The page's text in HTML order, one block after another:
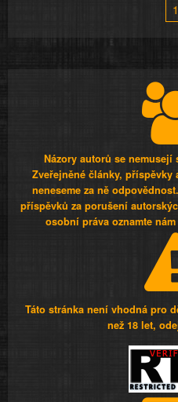
1
Názory autorů se nemusejí
Zveřejněné články, příspěvky
neneseme za ně
příspěvků za porušení
osobní práva oznamte
Táto stránka není vhodná pro
než 18 let,